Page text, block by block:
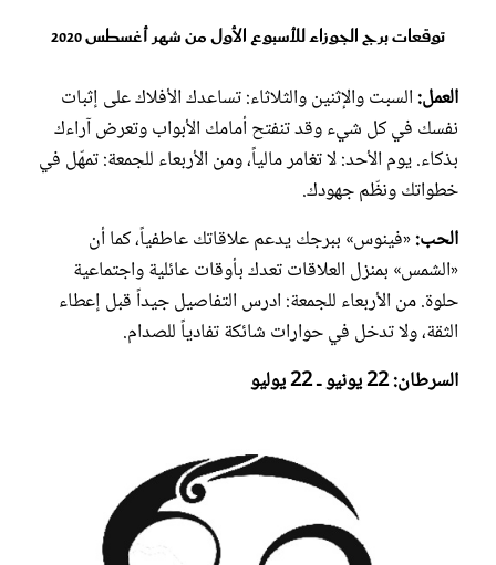
توقعات برج الجوزاء للأسبوع الأول من شهر أغسطس 2020
العمل:السبت والإثنين والثلاثاء: تساعدك الأفلاك على إثبات
نفسك في كل شيء وقد تنفتح أمامك الأبواب وتعرض آراءك
بذكاء. يوم الأحد: لا تغامر مالياً، ومن الأربعاء للجمعة: تمهّل في
خطواتك ونظّم جهودك.
الحب:«فينوس» ببرجك يدعم علاقاتك عاطفياً، كما أن
«الشمس» بمنزل العلاقات تعدك بأوقات عائلية واجتماعية
حلوة. من الأربعاء للجمعة: ادرس التفاصيل جيداً قبل إعطاء
الثقة، ولا تدخل في حوارات شائكة تفادياً للصدام.
السرطان: 22 يونيو ـ 22 يوليو